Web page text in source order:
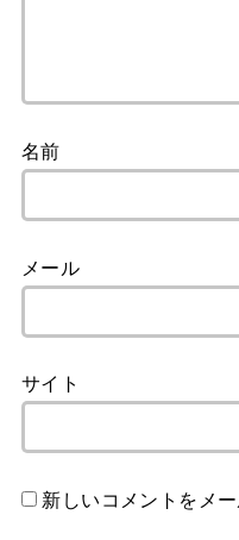
名前
メール
サイト
新しいコメントをメ